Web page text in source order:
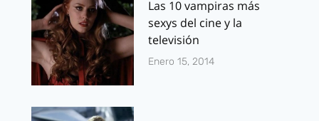
Las 10 vampiras más
sexys del cine y la
televisión
Enero 15, 2014